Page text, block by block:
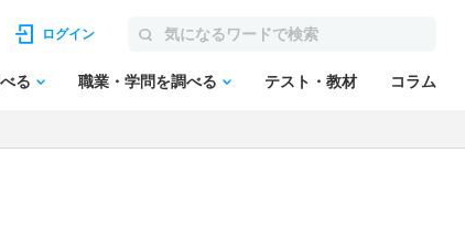
ログイン
る 職業・学問を調べる テスト・教材 コラム